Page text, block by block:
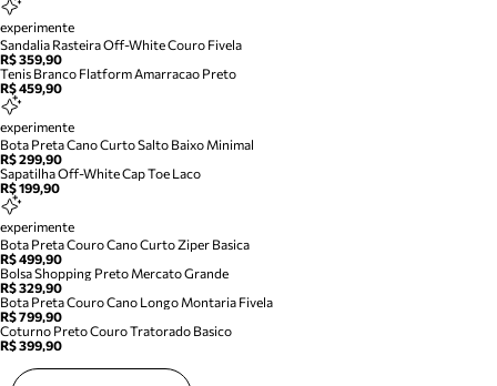
experimente
Sandalia Rasteira Off-White Couro Fivela
R$ 359,90
Tenis Branco Flatform Amarracao Preto
R$ 459,90
experimente
Bota Preta Cano Curto Salto Baixo Minimal
R$ 299,90
Sapatilha Off-White Cap Toe Laco
R$ 199,90
experimente
Bota Preta Couro Cano Curto Ziper Basica
R$ 499,90
Bolsa Shopping Preto Mercato Grande
R$ 329,90
Bota Preta Couro Cano Longo Montaria Fivela
R$ 799,90
Coturno Preto Couro Tratorado Basico
R$ 399,90